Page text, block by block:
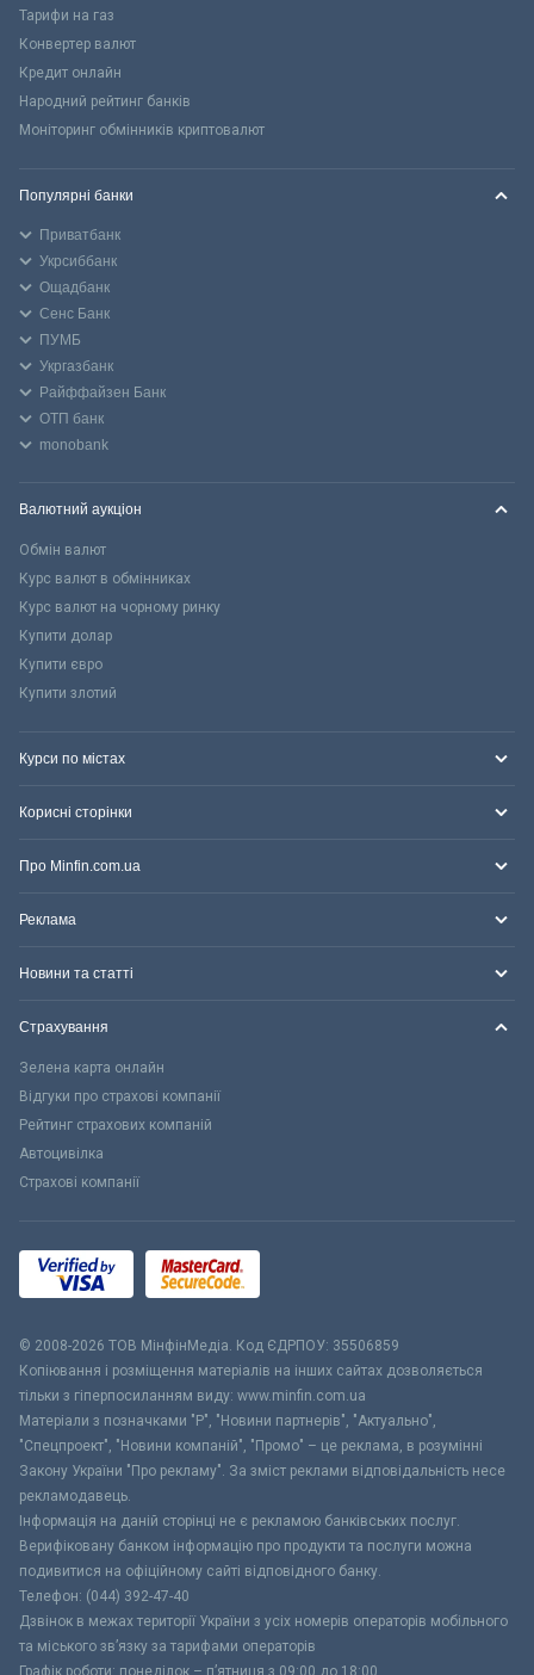
Тарифи на газ
Конвертер валют
Кредит онлайн
Народний рейтинг банків
Моніторинг обмінників криптовалют
Популярні банки
Приватбанк
Укрсиббанк
Ощадбанк
Сенс Банк
ПУМБ
Укргазбанк
Райффайзен Банк
ОТП банк
monobank
Валютний аукціон
Обмін валют
Курс валют в обмінниках
Курс валют на чорному ринку
Купити долар
Купити євро
Купити злотий
Курси по містах
Корисні сторінки
Про Minfin.com.ua
Реклама
Новини та статті
Страхування
Зелена карта онлайн
Відгуки про страхові компанії
Рейтинг страхових компаній
Автоцивілка
Страхові компанії
© 2008-2026 ТОВ МiнфiнМедiа. Код ЄДРПОУ: 35506859
Копіювання і розміщення матеріалів на інших сайтах дозволяється
тільки з гіперпосиланням виду: www.minfin.com.ua
Матеріали з позначками "Р", "Новини партнерів", "Актуально",
"Спецпроект", "Новини компаній", "Промо" – це реклама, в розумінні
Закону України "Про рекламу". За зміст реклами відповідальність несе
рекламодавець.
Інформація на даній сторінці не є рекламою банківських послуг.
Верифіковану банком інформацію про продукти та послуги можна
подивитися на офіційному сайті відповідного банку.
Телефон: (044) 392-47-40
Дзвінок в межах території України з усіх номерів операторів мобільного
та міського зв’язку за тарифами операторів
Графік роботи: понеділок – п’ятниця з 09:00 до 18:00